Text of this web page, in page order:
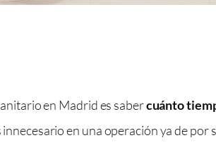
en Madrid es sabercuánto
en una operación ya de por